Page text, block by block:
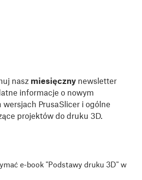
nasz miesięczny newsletter
informacje o nowym
PrusaSlicer i ogólne
projektów do druku 3D.
e-book "Podstawy druku 3D" w